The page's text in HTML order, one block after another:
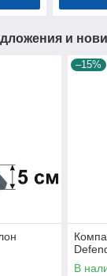
и
–15%
В